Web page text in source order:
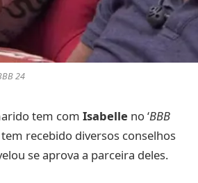
24
tem com Isabelle no ‘BBB
recebido diversos conselhos
se aprova a parceira deles.